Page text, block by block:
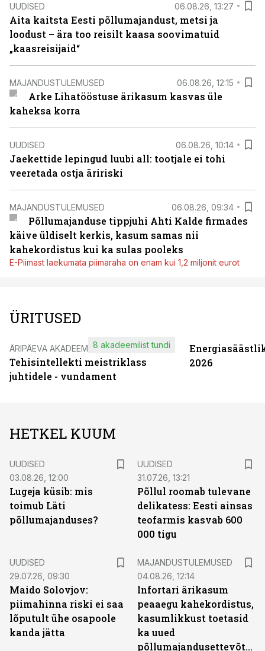
UUDISED 06.08.26, 13:27
Aita kaitsta Eesti põllumajandust, metsi ja
loodust – ära too reisilt kaasa soovimatuid
„kaasreisijaid“
MAJANDUSTULEMUSED 06.08.26, 12:15
Arke Lihatööstuse ärikasum kasvas üle
kaheksa korra
UUDISED 06.08.26, 10:14
Jaekettide lepingud luubi all: tootjale ei tohi
veeretada ostja äririski
MAJANDUSTULEMUSED 06.08.26, 09:34
Põllumajanduse tippjuhi Ahti Kalde firmades
käive üldiselt kerkis, kasum samas nii
kahekordistus kui ka sulas pooleks
E-Piimast laekumata piimaraha on enam kui 1,2 miljonit eurot
ÜRITUSED
ÄRIPÄEVA AKADEEMIA
Tehisintellekti meistriklass
juhtidele - vundament
8 akadeemilist tundi
2026
HETKEL KUUM
UUDISED
03.08.26, 12:00
Lugeja küsib: mis
toimub Läti
põllumajanduses?
UUDISED
31.07.26, 13:21
Põllul roomab tulevane
delikatess: Eesti ainsas
teofarmis kasvab 600
000 tigu
UUDISED
29.07.26, 09:30
Maido Solovjov:
piimahinna riski ei saa
lõputult ühe osapoole
kanda jätta
MAJANDUSTULEMUSED
04.08.26, 12:14
Infortari ärikasum
peaaegu kahekordistus,
kasumlikkust toetasid
ka uued
põllumajandusettevõtted